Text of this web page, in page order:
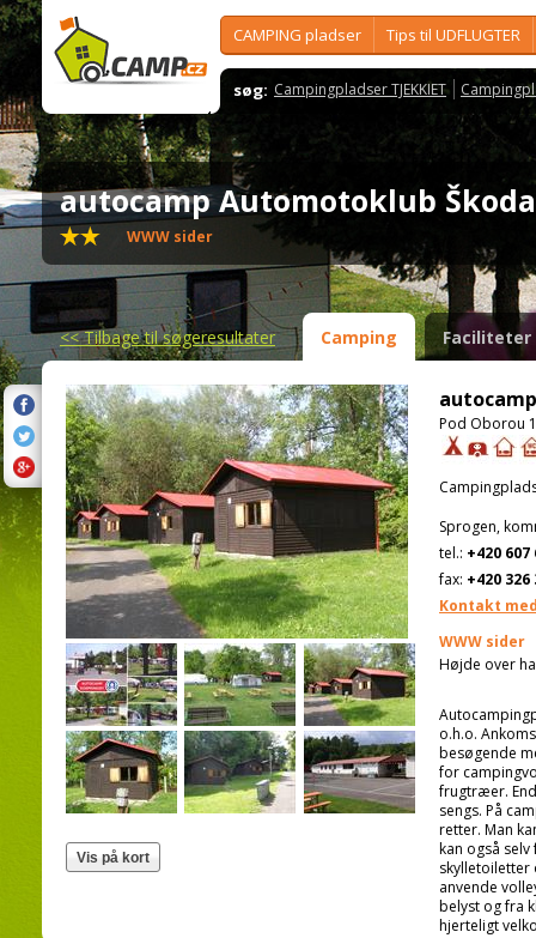
CAMPING pladser Tips til UDFLUGTER
søg: Campingpladser TJEKKIET
autocamp Automotoklub
WWW sider
<<Tilbage til søgeresultater Camping Faciliteter
Pod Oborou
Sprogen,
tel.: +420 607
fax: +420 326
Kontakt
WWW sider
Højde over
o.h.o.
besøgende
for
frugtræer.
sengs. På
retter. Man
kan også
skylletoiletter
anvende
belyst og fra
hjerteligt